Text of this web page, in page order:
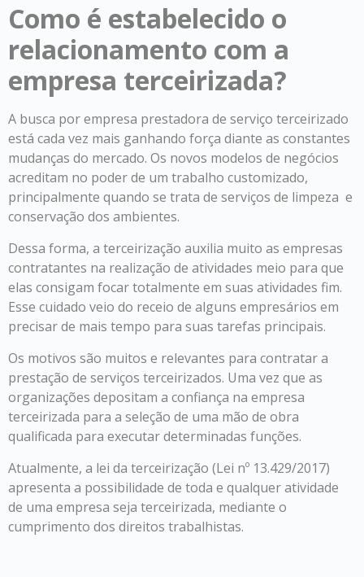
Como é estabelecido o
relacionamento com a
empresa terceirizada?
A busca por empresa prestadora de serviço terceirizado
está cada vez mais ganhando força diante as constantes
mudanças do mercado. Os novos modelos de negócios
acreditam no poder de um trabalho customizado,
principalmente quando se trata de serviços de limpeza e
conservação dos ambientes.
Dessa forma, a terceirização auxilia muito as empresas
contratantes na realização de atividades meio para que
elas consigam focar totalmente em suas atividades fim.
Esse cuidado veio do receio de alguns empresários em
precisar de mais tempo para suas tarefas principais.
Os motivos são muitos e relevantes para contratar a
prestação de serviços terceirizados. Uma vez que as
organizações depositam a confiança na empresa
terceirizada para a seleção de uma mão de obra
qualificada para executar determinadas funções.
Atualmente, a lei da terceirização (Lei nº 13.429/2017)
apresenta a possibilidade de toda e qualquer atividade
de uma empresa seja terceirizada, mediante o
cumprimento dos direitos trabalhistas.